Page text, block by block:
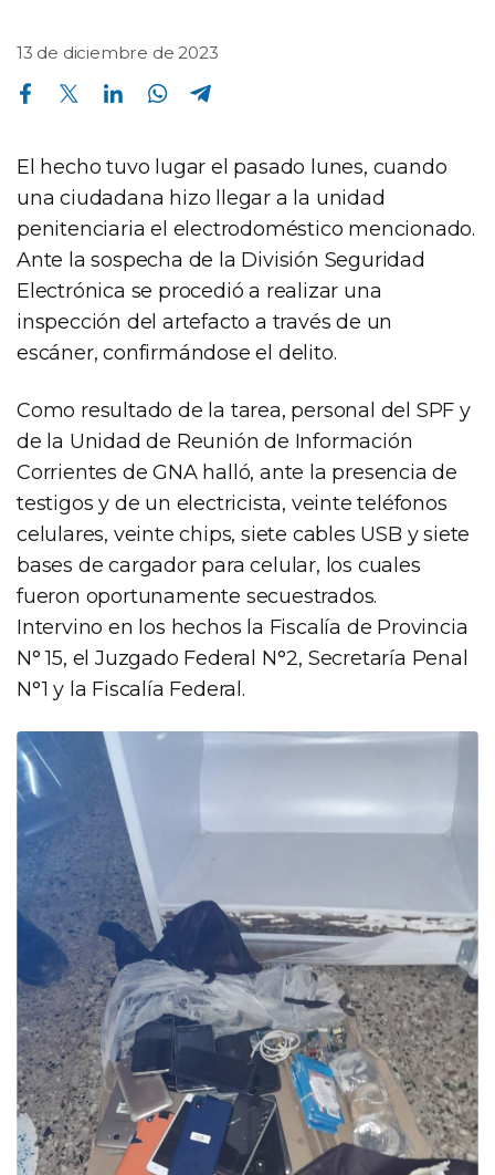
13 de diciembre de 2023
Compartir en Facebook Compartir en Twitter Compartir en Linkedin Compartir en Whatsapp
El hecho tuvo lugar el pasado lunes, cuando
una ciudadana hizo llegar a la unidad
penitenciaria el electrodoméstico mencionado.
Ante la sospecha de la División Seguridad
Electrónica se procedió a realizar una
inspección del artefacto a través de un
escáner, confirmándose el delito.
Como resultado de la tarea, personal del SPF y
de la Unidad de Reunión de Información
Corrientes de GNA halló, ante la presencia de
testigos y de un electricista, veinte teléfonos
celulares, veinte chips, siete cables USB y siete
bases de cargador para celular, los cuales
fueron oportunamente secuestrados.
Intervino en los hechos la Fiscalía de Provincia
N° 15, el Juzgado Federal N°2, Secretaría Penal
N°1 y la Fiscalía Federal.